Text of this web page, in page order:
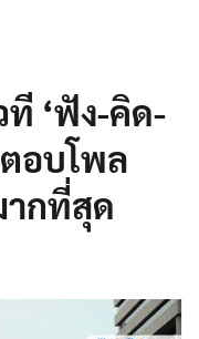
ที ‘ฟัง-คิด-
อบโพล
กที่สุด